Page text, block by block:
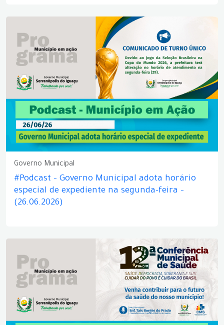
Governo Municipal
#Podcast – Governo Municipal adota horário
especial de expediente na segunda-feira –
(26.06.2026)